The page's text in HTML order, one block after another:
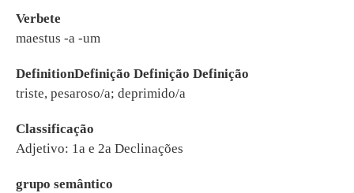
Verbete
maestus -a -um
DefinitionDefinição Definição Definição
triste, pesaroso/a; deprimido/a
Classificação
Adjetivo: 1a e 2a Declinações
grupo semântico